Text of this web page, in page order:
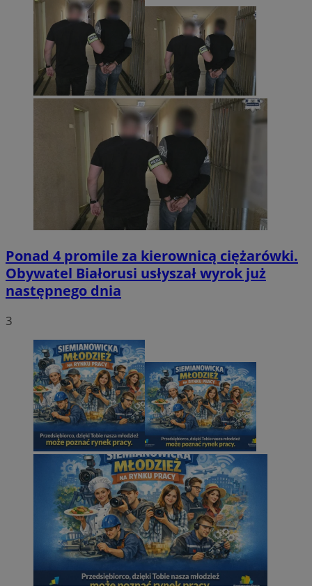
Ponad 4 promile za kierownicą ciężarówki.
Obywatel Białorusi usłyszał wyrok już
następnego dnia
3